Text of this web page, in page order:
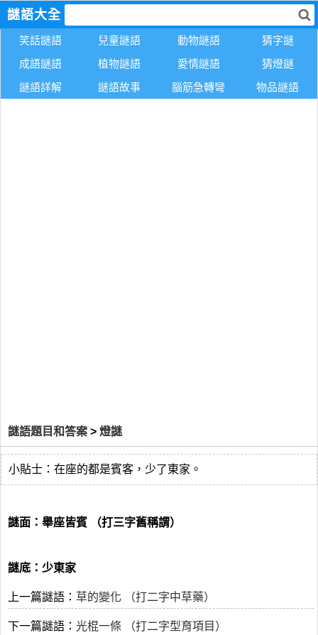
謎語大全
笑話謎語 兒童謎語 動物謎語
猜字謎
成語謎語
植物謎語 愛情謎語
猜燈謎
謎語詳解
謎語故事 腦筋急轉彎 物品謎語
謎語題目和答案 > 燈謎
小貼士：在座的都是賓客，少了東家。
謎面：舉座皆賓 （打三字舊稱謂）
謎底：少東家
上一篇謎語： 草的變化 （打二字中草藥）
下一篇謎語： 光棍一條 （打二字型育項目）